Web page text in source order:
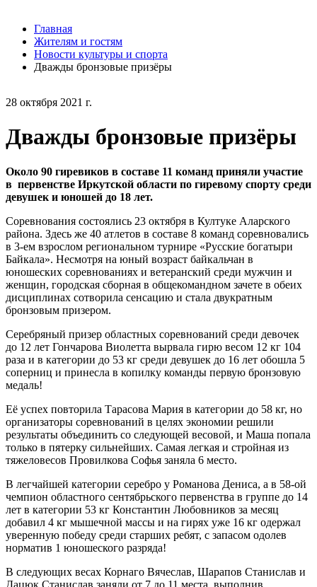
28 октября 2021 г.
Дважды бронзовые призёры
Около 90 гиревиков в составе 11 команд приняли участие
в первенстве Иркутской области по гиревому спорту среди
девушек и юношей до 18 лет.
Соревнования состоялись 23 октября в Култуке Аларского
района. Здесь же 40 атлетов в составе 8 команд соревновались
в 3-ем взрослом региональном турнире «Русские богатыри
Байкала». Несмотря на юный возраст байкальчан в
юношеских соревнованиях и ветеранский среди мужчин и
женщин, городская сборная в общекомандном зачете в обеих
дисциплинах сотворила сенсацию и стала двукратным
бронзовым призером.
Серебряный призер областных соревнований среди девочек
до 12 лет Гончарова Виолетта вырвала гирю весом 12 кг 104
раза и в категории до 53 кг среди девушек до 16 лет обошла 5
соперниц и принесла в копилку команды первую бронзовую
медаль!
Её успех повторила Тарасова Мария в категории до 58 кг, но
организаторы соревнований в целях экономии решили
результаты объединить со следующей весовой, и Маша попала
только в пятерку сильнейших. Самая легкая и стройная из
тяжеловесов Провилкова Софья заняла 6 место.
В легчайшей категории серебро у Романова Дениса, а в 58-ой
чемпион областного сентябрьского первенства в группе до 14
лет в категории 53 кг Константин Любовников за месяц
добавил 4 кг мышечной массы и на гирях уже 16 кг одержал
уверенную победу среди старших ребят, с запасом одолев
норматив 1 юношеского разряда!
В следующих весах Корнаго Вячеслав, Шарапов Станислав и
Дацюк Станислав заняли от 7 до 11 места, выполнив
Главная
Жителям и гостям
Новости культуры и спорта
Дважды бронзовые призёры